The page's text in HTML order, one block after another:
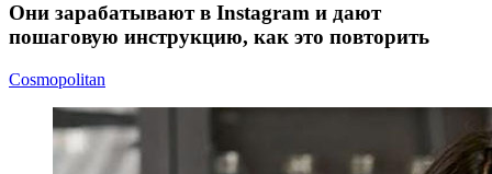
Они зарабатывают в Instagram и дают
пошаговую инструкцию, как это повторить
Cosmopolitan